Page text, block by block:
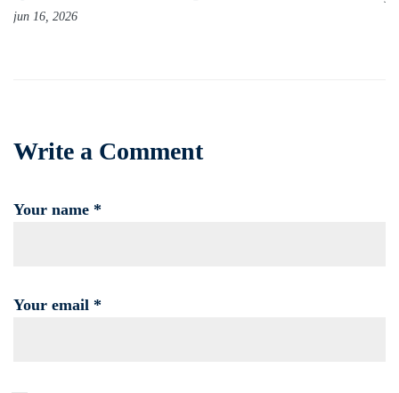
jun 16, 2026
Write a Comment
Your name *
Your email *